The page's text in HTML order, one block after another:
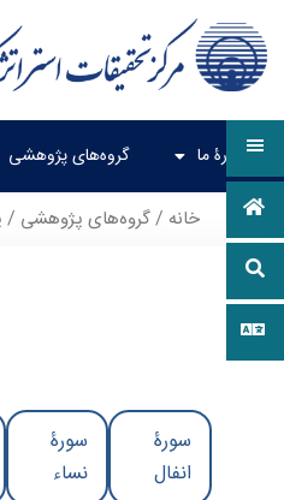
دربارۀ ما گروه‌های پژوهشی
خانه /گروه‌های پژوهشی /
سورۀ
انفال
سورۀ
نساء